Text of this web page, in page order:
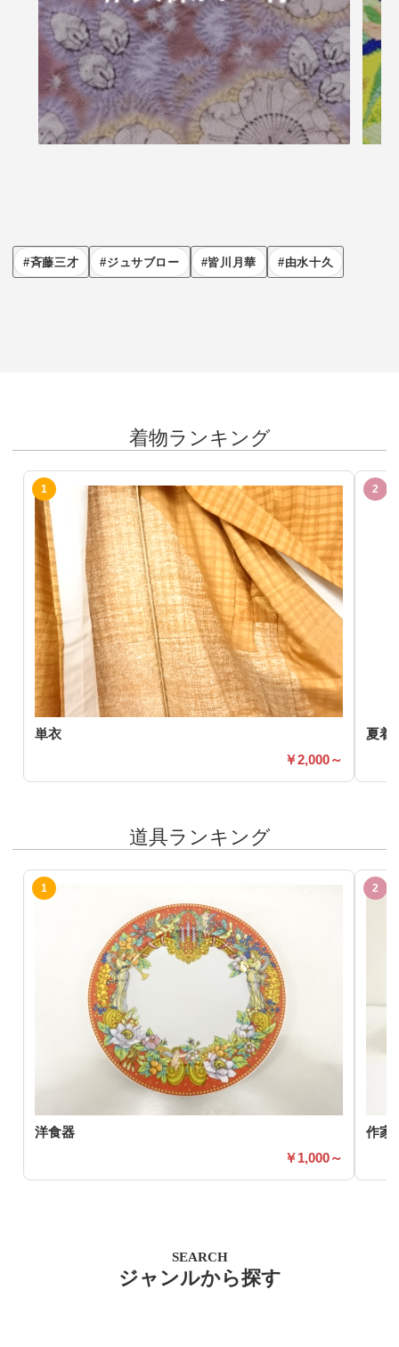
斉藤三才 ジュサブロー 皆川月華 由水十久
着物ランキング
単衣
2,000～
夏着
道具ランキング
洋食器
1,000～
作家
SEARCH
ジャンルから探す